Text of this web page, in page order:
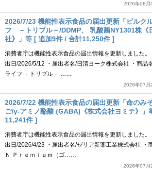
2026年08月
2026/7/23 機能性表示食品の届出更新「ピルク
フ －トリプル－/DDMP、 乳酸菌NY1301株《
社》」等 [ 追加9件 / 合計11,250件 ]
消費者庁は機能性表示食品の届出情報を更新しました
出日/2026/5/12 ・届出者名/日清ヨーク株式会社 ・商品
ライフ －トリプル－ ……
2026年07月
2026/7/22 機能性表示食品の届出更新「命のみ
ご/γ-アミノ酪酸 (GABA)《株式会社ヨミテ》」
11,241件 ]
消費者庁は機能性表示食品の届出情報を更新しました
出日/2026/4/23 ・届出者名/ゼリア新薬工業株式会社 ・
Ｎ Ｐｒｅｍｉｕｍ（ゴ……
2026年07月